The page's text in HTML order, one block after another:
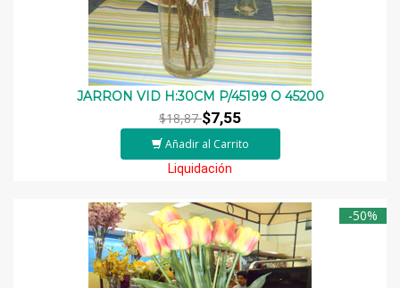
JARRON VID H:30CM P/45199 O 45200
$18,87$7,55
Añadir al Carrito
Liquidación
-50%